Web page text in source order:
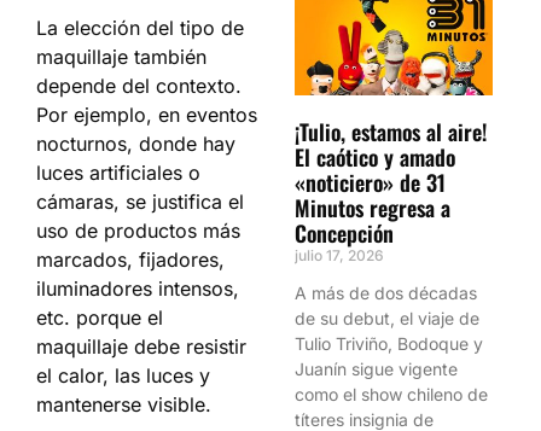
La elección del tipo de
maquillaje también
depende del contexto.
Por ejemplo, en eventos
nocturnos, donde hay
luces artificiales o
cámaras, se justifica el
uso de productos más
marcados, fijadores,
iluminadores intensos,
etc. porque el
maquillaje debe resistir
el calor, las luces y
mantenerse visible.
¡Tulio, estamos al aire!
El caótico y amado
«noticiero» de 31
Minutos regresa a
Concepción
julio 17, 2026
A más de dos décadas
de su debut, el viaje de
Tulio Triviño, Bodoque y
Juanín sigue vigente
como el show chileno de
títeres insignia de